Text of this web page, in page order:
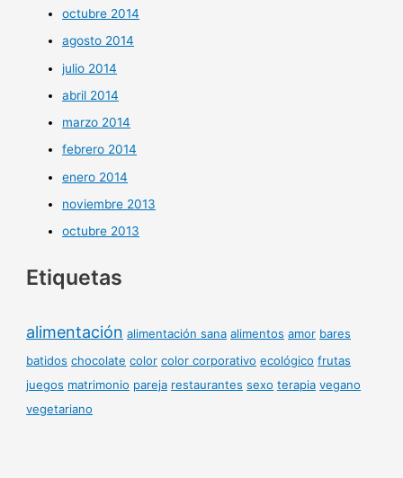
octubre 2014
agosto 2014
julio 2014
abril 2014
marzo 2014
febrero 2014
enero 2014
noviembre 2013
octubre 2013
Etiquetas
alimentación alimentación sana alimentos amor bares
batidos chocolate color color corporativo ecológico frutas
juegos matrimonio pareja restaurantes sexo terapia vegano
vegetariano